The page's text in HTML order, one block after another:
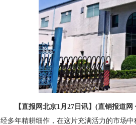
【直报网北京1月27日讯】(直销报道网
经多年精耕细作，在这片充满活力的市场